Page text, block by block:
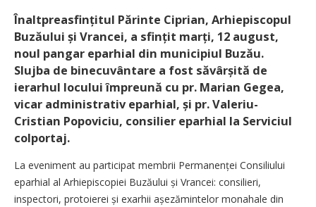
Înaltpreasfințitul Părinte Ciprian, Arhiepiscopul
Buzăului și Vrancei, a sfințit marți, 12 august,
noul pangar eparhial din municipiul Buzău.
Slujba de binecuvântare a fost săvârșită de
ierarhul locului împreună cu pr. Marian Gegea,
vicar administrativ eparhial, și pr. Valeriu-
Cristian Popoviciu, consilier eparhial la Serviciul
colportaj.
La eveniment au participat membrii Permanenței Consiliului
eparhial al Arhiepiscopiei Buzăului și Vrancei: consilieri,
inspectori, protoierei și exarhii așezămintelor monahale din